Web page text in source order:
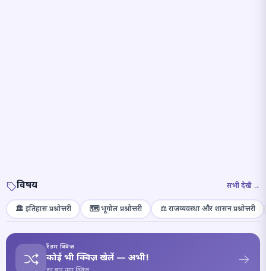
विषय सभी देखें →
🏛️ इतिहास प्रश्नोत्तरी 🗺️ भूगोल प्रश्नोत्तरी ⚖️ राजव्यवस्था और शासन प्रश्नोत्तरी
रैंडम क्विज़
कोई भी क्विज़ खेलें — अभी!